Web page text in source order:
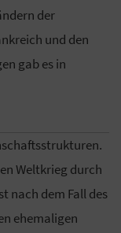
der
und den
gab es in
Weltkrieg durch
nach dem Fall des
ehemaligen